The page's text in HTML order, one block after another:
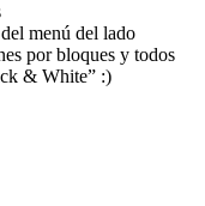
menú del lado
por bloques y todos
& White” :)